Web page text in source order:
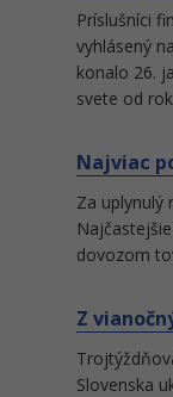
Príslušníci
vyhlásený
konalo 26.
svete od
Najviac
Za uplynulý
dovozom
Z
Slovenska